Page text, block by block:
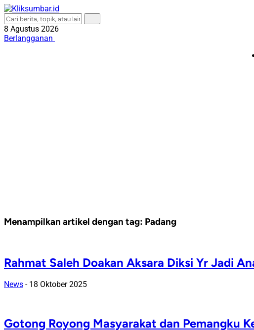
8 Agustus 2026
Berlangganan
Menampilkan artikel dengan tag: Padang
Rahmat Saleh Doakan Aksara Diksi Yr Jadi
News - 18 Oktober 2025
Gotong Royong Masyarakat dan Pemangku